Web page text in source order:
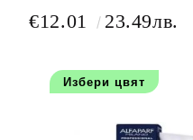
€12.01 23.49лв.
Избери цвят